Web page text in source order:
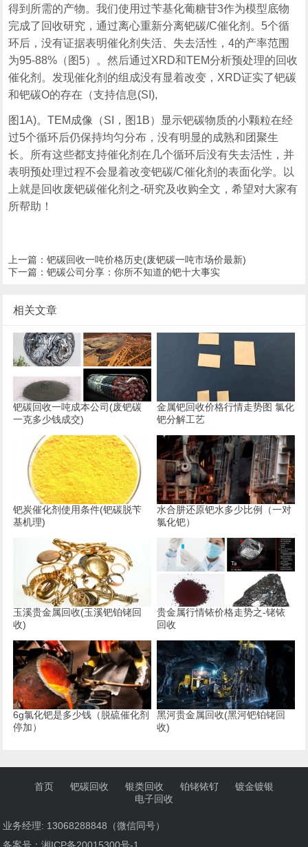
得到所需的产物。我们使用过苄基化葡糖苷3作为模型底物
完成了回收研究，通过离心重新分离钯碳/C催化剂。5个循
环后，没有证据表明催化剂失活、失去活性，4的产率范围
为95-88%（图5）。然后通过XRD和TEM分析预处理的回收
催化剂。发现催化剂的组成没有显着改变，XRD证实了钯碳
和钯碳O的存在（支持信息(SI),
图1A)。TEM成像（SI，图1B）显示钯碳物质的小颗粒在经
过5个循环后仍保持均匀分布，没有明显的成熟和团聚生
长。所有这些都支持催化剂在几个循环后没有失去活性，并
表明预处理过程不会显着改变钯碳/C催化剂的表面化学。以
上就是回收废钯碳催化剂之-研究及收购全文，希望对大家有
所帮助！
上一篇：钯碳回收一吨价格历史(废钯碳一吨市场价最新)
下一篇：钯碳公司分享：你所不知道的钯十大事实
相关文章
钯碳回收一吨成本公司(废钯碳
一克多少钱成交)
金属钯回收价格行情走势图 氯化
钯分解工艺
钯炭催化剂使用条件(钯碳脱苄
基机理)
水合肼还原钯水多少比例（一对
氯化钯）
玉溪贵金属回收(玉溪钯铂铑回
收)
贵金属行情铱价格走势之-铑铱
回收
6g氯化钯是多少钱（脱硫催化剂
停加）
黑河贵金属回收(黑河钯铂铑回
收)
首页 钯碳回收 银类回收 铂铑铱钌
镀金镀银
电子回收
业务经理: 13068288848（微信同号）